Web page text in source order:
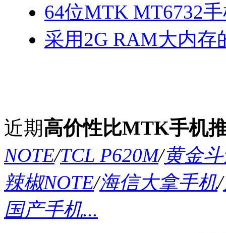
64位MTK MT6732
采用2G RAM大内存
近期高价性比MTK手机
NOTE/TCL P620M/黄金
辣椒NOTE/海信大拿手机/
国产手机...